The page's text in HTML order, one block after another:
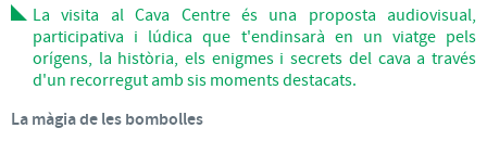
La visita al Cava Centre és una proposta audiovisual,
participativa i lúdica que t'endinsarà en un viatge pels
orígens, la història, els enigmes i secrets del cava a través
d'un recorregut amb sis moments destacats.
La màgia de les bombolles